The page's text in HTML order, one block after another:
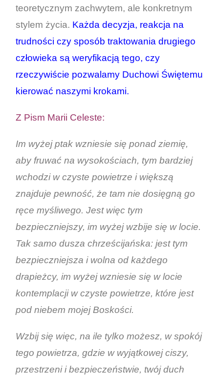
teoretycznym zachwytem, ale konkretnym
stylem życia. Każda decyzja, reakcja na
trudności czy sposób traktowania drugiego
człowieka są weryfikacją tego, czy
rzeczywiście pozwalamy Duchowi Świętemu
kierować naszymi krokami.
Z Pism Marii Celeste:
Im wyżej ptak wzniesie się ponad ziemię,
aby fruwać na wysokościach, tym bardziej
wchodzi w czyste powietrze i większą
znajduje pewność, że tam nie dosięgną go
ręce myśliwego. Jest więc tym
bezpieczniejszy, im wyżej wzbije się w locie.
Tak samo dusza chrześcijańska: jest tym
bezpieczniejsza i wolna od każdego
drapieżcy, im wyżej wzniesie się w locie
kontemplacji w czyste powietrze, które jest
pod niebem mojej Boskości.
Wzbij się więc, na ile tylko możesz, w spokój
tego powietrza, gdzie w wyjątkowej ciszy,
przestrzeni i bezpieczeństwie, twój duch